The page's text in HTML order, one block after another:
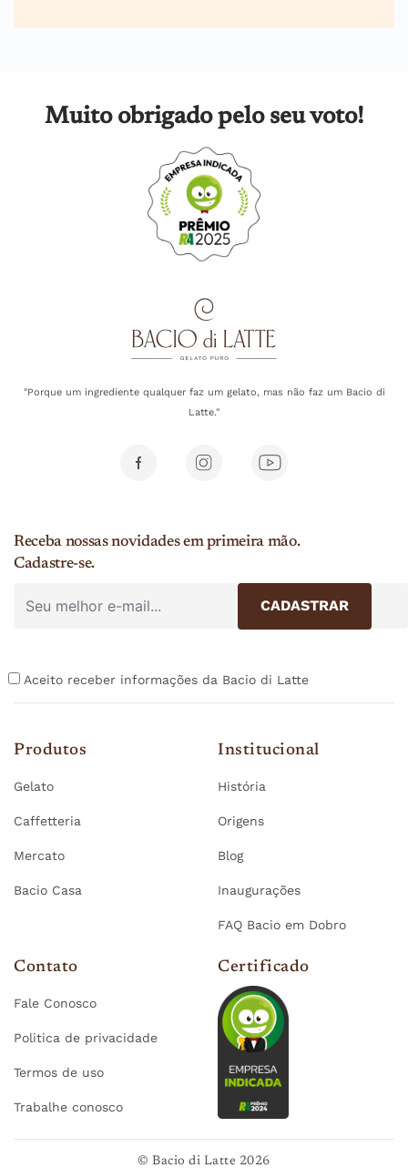
Muito obrigado pelo seu voto!
"Porque um ingrediente qualquer faz um gelato, mas não faz um Bacio di
Latte."
Receba nossas novidades em primeira mão.
Cadastre-se.
Aceito receber informações da Bacio di Latte
Produtos
Gelato
Caffetteria
Mercato
Bacio Casa
Institucional
História
Origens
Blog
Inaugurações
FAQ Bacio em Dobro
Contato
Fale Conosco
Politica de privacidade
Termos de uso
Trabalhe conosco
Certificado
© Bacio di Latte 2026